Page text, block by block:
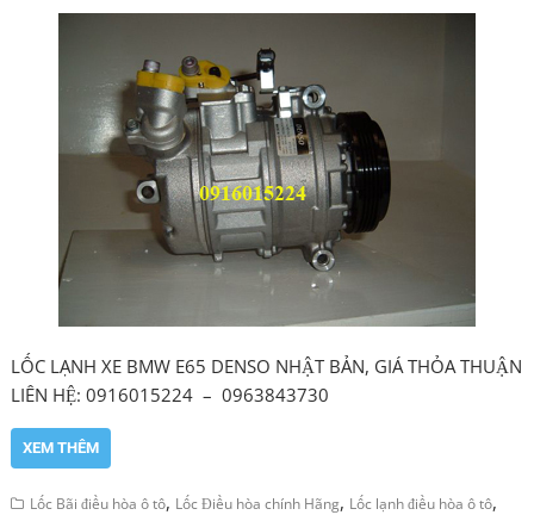
LỐC LẠNH XE BMW E65 DENSO NHẬT BẢN, GIÁ THỎA THUẬN
LIÊN HỆ: 0916015224 – 0963843730
XEM THÊM
Lốc Bãi điều hòa ô tô, Lốc Điều hòa chính Hãng, Lốc lạnh điều hòa ô tô,